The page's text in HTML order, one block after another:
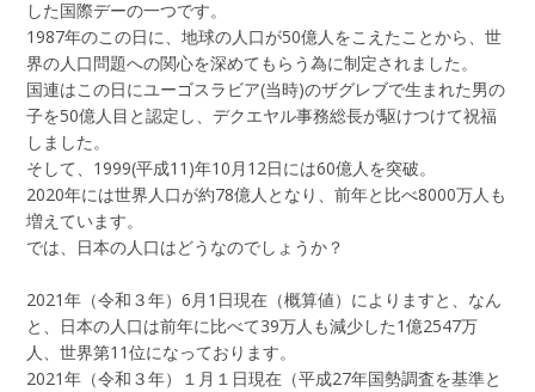
した国際デーの一つです。
1987年のこの日に、地球の人口が50億人をこえたことから、世
界の人口問題への関心を深めてもらう為に制定されました。
国連はこの日にユーゴスラビア(当時)のザグレブで生まれた男の
子を50億人目と認定し、デクエヤル事務総長が駆けつけて祝福
しました。
そして、1999(平成11)年10月12日には60億人を突破。
2020年には世界人口が約78億人となり、前年と比べ8000万人も
増えています。
では、日本の人口はどうなのでしょうか？
2021年（令和３年）6月1日現在（概算値）によりますと、なん
と、日本の人口は前年に比べて39万人も減少した1億2547万
人、世界第11位になっております。
2021年（令和３年）１月１日現在（平成27年国勢調査を基準と